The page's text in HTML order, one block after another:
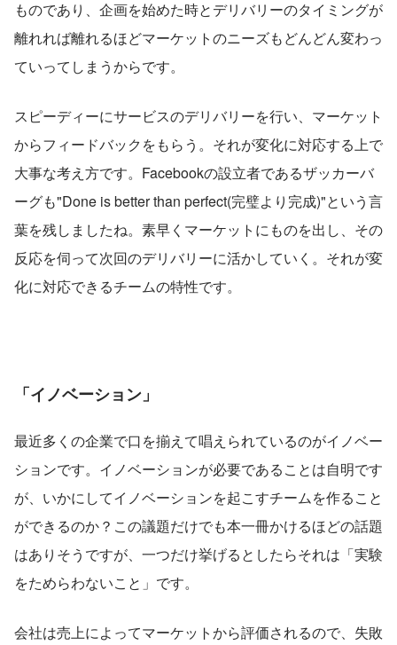
ものであり、企画を始めた時とデリバリーのタイミングが
離れれば離れるほどマーケットのニーズもどんどん変わっ
ていってしまうからです。
スピーディーにサービスのデリバリーを行い、マーケット
からフィードバックをもらう。それが変化に対応する上で
大事な考え方です。Facebookの設立者であるザッカーバ
ーグも"Done is better than perfect(完璧より完成)"という言
葉を残しましたね。素早くマーケットにものを出し、その
反応を伺って次回のデリバリーに活かしていく。それが変
化に対応できるチームの特性です。
「イノベーション」
最近多くの企業で口を揃えて唱えられているのがイノベー
ションです。イノベーションが必要であることは自明です
が、いかにしてイノベーションを起こすチームを作ること
ができるのか？この議題だけでも本一冊かけるほどの話題
はありそうですが、一つだけ挙げるとしたらそれは「実験
をためらわないこと」です。
会社は売上によってマーケットから評価されるので、失敗